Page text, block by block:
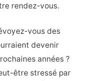
rendez-vous.
vous des
devenir
années ?
être stressé par